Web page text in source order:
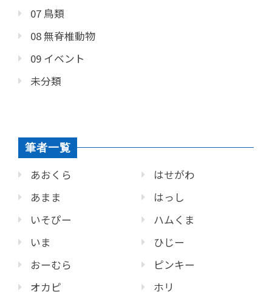
07 鳥類
08 無脊椎動物
09 イベント
未分類
筆者一覧
あおくら
あまま
いそぴー
いま
おーむら
オカピ
はせがわ
はっし
ハムくま
ひじー
ピンキー
ホリ